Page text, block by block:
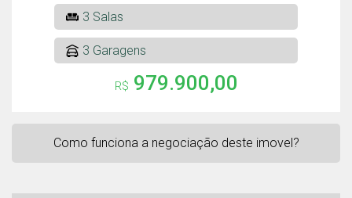
3 Salas
3 Garagens
R$ 979.900,00
Como funciona a negociação deste imovel?